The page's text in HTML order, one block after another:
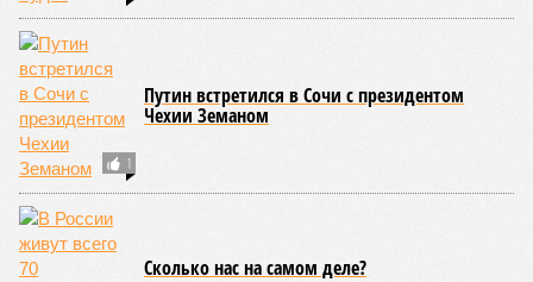
1
Путин встретился в Сочи с президентом
Чехии Земаном
Сколько нас на самом деле?